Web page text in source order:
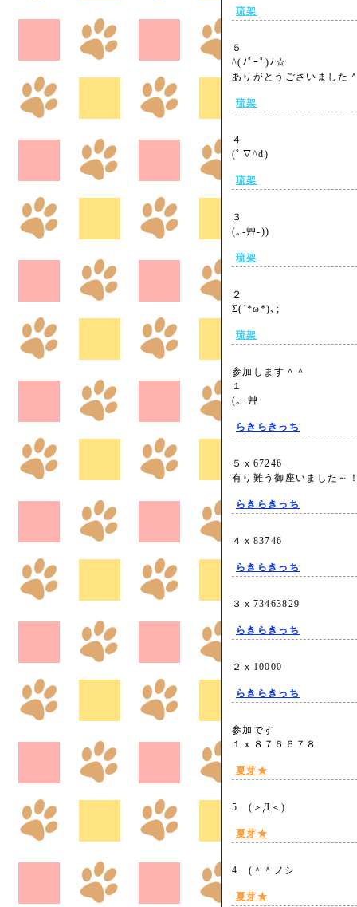
琉架
５
^(ﾉﾟｰﾟ)ﾉ☆
ありがとうございまし
琉架
４
(ﾟ∇^d)
琉架
３
(｡-艸-))
琉架
２
Σ(´*ω*)､;
琉架
参加します＾＾
１
(｡･艸･
らきらきっち
５ｘ67246
有り難う御座いました
らきらきっち
４ｘ83746
らきらきっち
３ｘ73463829
らきらきっち
２ｘ10000
らきらきっち
参加です
１ｘ８７６６７８
夏芽★
5 (＞Д＜)
夏芽★
4 (＾＾ノシ
夏芽★